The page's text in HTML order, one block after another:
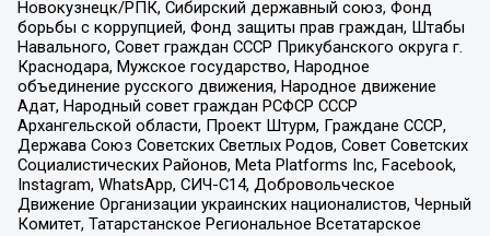
Новокузнецк/РПК, Сибирский державный союз, Фонд
борьбы с коррупцией, Фонд защиты прав граждан, Штабы
Навального, Совет граждан СССР Прикубанского округа г.
Краснодара, Мужское государство, Народное
объединение русского движения, Народное движение
Адат, Народный совет граждан РСФСР СССР
Архангельской области, Проект Штурм, Граждане СССР,
Держава Союз Советских Светлых Родов, Совет Советских
Социалистических Районов, Meta Platforms Inc, Facebook,
Instagram, WhatsApp, СИЧ-С14, Добровольческое
Движение Организации украинских националистов, Черный
Комитет, Татарстанское Региональное Всетатарское